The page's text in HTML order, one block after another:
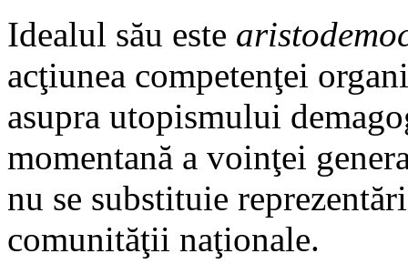
Idealul său este
acţiunea competenţei
asupra utopismului
momentană a voinţei
nu se substituie
comunităţii naţionale.